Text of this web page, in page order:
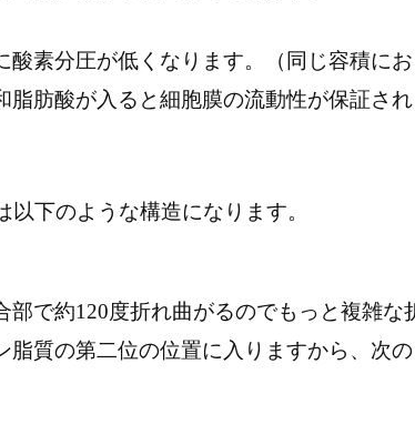
素分圧が低くなります。（同じ容積にお
肪酸が入ると細胞膜の流動性が保証され
下のような構造になります。
で約120度折れ曲がるのでもっと複雑な
質の第二位の位置に入りますから、次の